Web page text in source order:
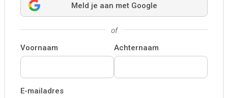
Meld je aan met Google
of
Voornaam
Achternaam
E-mailadres